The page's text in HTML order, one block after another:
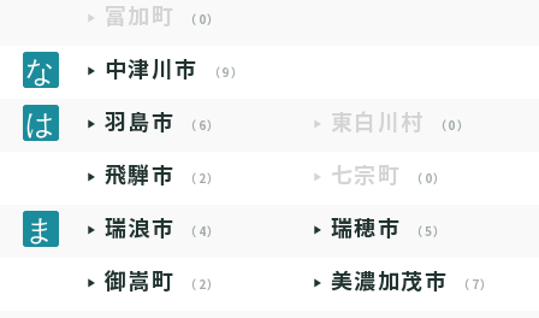
富加町 （0）
中津川市 （9）
羽島市 （6） 東白川村 （0）
飛騨市 （2） 七宗町 （0）
瑞浪市 （4） 瑞穂市 （5）
御嵩町 （2） 美濃加茂市 （7）